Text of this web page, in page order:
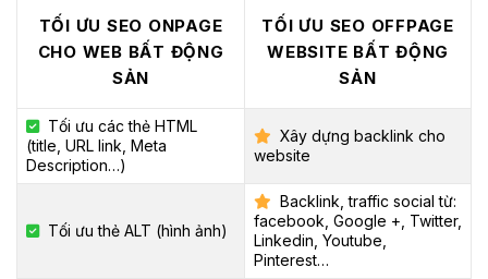
TỐI ƯU SEO ONPAGE
CHO WEB BẤT ĐỘNG
SẢN
TỐI ƯU SEO OFFPAGE
WEBSITE BẤT ĐỘNG
SẢN
Tối ưu các thẻ HTML
(title, URL link, Meta
Description…)
Xây dựng backlink cho
website
Tối ưu thẻ ALT (hình ảnh)
Backlink, traffic social từ:
facebook, Google +, Twitter,
Linkedin, Youtube,
Pinterest…